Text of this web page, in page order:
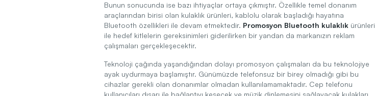
Bunun sonucunda ise bazı ihtiyaçlar ortaya çıkmıştır. Özellikle temel donanım
araçlarından birisi olan kulaklık ürünleri, kablolu olarak başladığı hayatına
Bluetooth özellikleri ile devam etmektedir. Promosyon Bluetooth kulaklık ürünleri
ile hedef kitlelerin gereksinimleri giderilirken bir yandan da markanızın reklam
çalışmaları gerçekleşecektir.
Teknoloji çağında yaşandığından dolayı promosyon çalışmaları da bu teknolojiye
ayak uydurmaya başlamıştır. Günümüzde telefonsuz bir birey olmadığı gibi bu
cihazlar gerekli olan donanımlar olmadan kullanılamamaktadır. Cep telefonu